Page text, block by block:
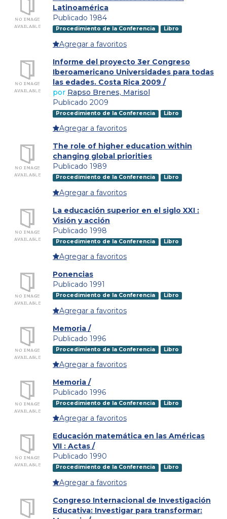
Latinoamérica
Publicado 1984
Procedimiento de la Conferencia Libro
Agregar a favoritos
Informe del proyecto 3er Congreso
Iberoamericano Universidades para todas
las edades. Costa Rica 2009 /
por Rapso Brenes, Marisol
Publicado 2009
Procedimiento de la Conferencia Libro
Agregar a favoritos
The role of higher education within
changing global priorities
Publicado 1989
Procedimiento de la Conferencia Libro
Agregar a favoritos
La educación superior en el siglo XXI :
Visión y acción
Publicado 1998
Procedimiento de la Conferencia Libro
Agregar a favoritos
Ponencias
Publicado 1991
Procedimiento de la Conferencia Libro
Agregar a favoritos
Memoria /
Publicado 1996
Procedimiento de la Conferencia Libro
Agregar a favoritos
Memoria /
Publicado 1996
Procedimiento de la Conferencia Libro
Agregar a favoritos
Educación matemática en las Américas
VII : Actas /
Publicado 1990
Procedimiento de la Conferencia Libro
Agregar a favoritos
Congreso Internacional de Investigación
Educativa: Investigar para transformar: